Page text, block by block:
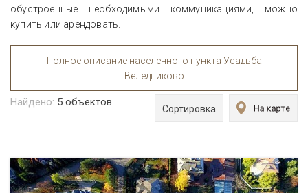
обустроенные необходимыми коммуникациями, можно
купить или арендовать.
Полное описание населенного пункта Усадьба
Веледниково
Найдено: 5 объектов
Сортировка